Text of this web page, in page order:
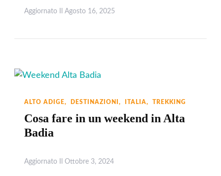
Aggiornato Il Agosto 16, 2025
ALTO ADIGE DESTINAZIONI ITALIA TREKKING
Cosa fare in un weekend in Alta
Badia
Aggiornato Il Ottobre 3, 2024